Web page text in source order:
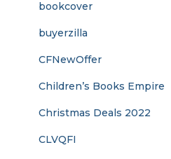
bookcover
buyerzilla
CFNewOffer
Children’s Books Empire
Christmas Deals 2022
CLVQFI